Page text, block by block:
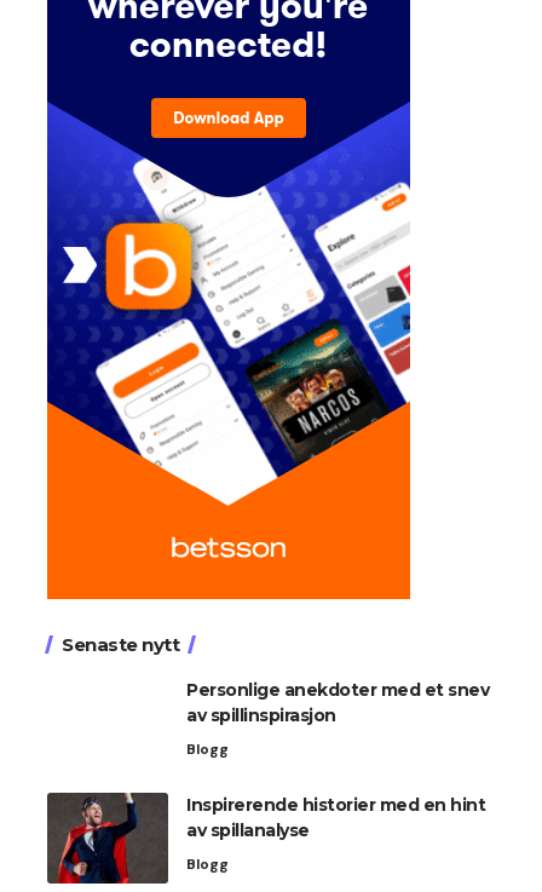
Senaste nytt
Personlige anekdoter med et snev
av spillinspirasjon
Blogg
Inspirerende historier med en hint
av spillanalyse
Blogg